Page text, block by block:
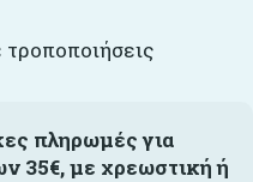
πληρωμές για
35€, με χρεωστική ή